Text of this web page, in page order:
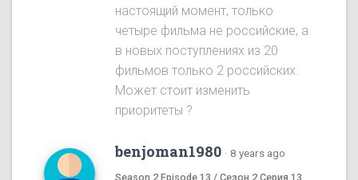
настоящий момент, только
четыре фильма не российские, а
в новых поступлениях из 20
фильмов только 2 российских.
Может стоит изменить
приоритеты ?
benjoman1980 · 8 years ago
Season 2 Episode 13 / Сезон 2 Серия 13